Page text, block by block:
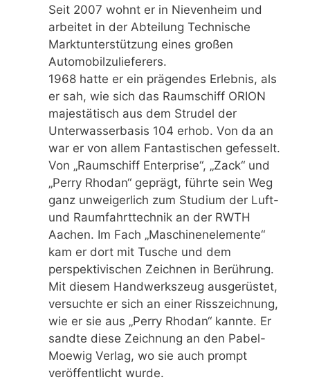
Seit 2007 wohnt er in Nievenheim und
arbeitet in der Abteilung Technische
Marktunterstützung eines großen
Automobilzulieferers.
1968 hatte er ein prägendes Erlebnis, als
er sah, wie sich das Raumschiff ORION
majestätisch aus dem Strudel der
Unterwasserbasis 104 erhob. Von da an
war er von allem Fantastischen gefesselt.
Von „Raumschiff Enterprise“, „Zack“ und
„Perry Rhodan“ geprägt, führte sein Weg
ganz unweigerlich zum Studium der Luft-
und Raumfahrttechnik an der RWTH
Aachen. Im Fach „Maschinenelemente“
kam er dort mit Tusche und dem
perspektivischen Zeichnen in Berührung.
Mit diesem Handwerkszeug ausgerüstet,
versuchte er sich an einer Risszeichnung,
wie er sie aus „Perry Rhodan“ kannte. Er
sandte diese Zeichnung an den Pabel-
Moewig Verlag, wo sie auch prompt
veröffentlicht wurde.